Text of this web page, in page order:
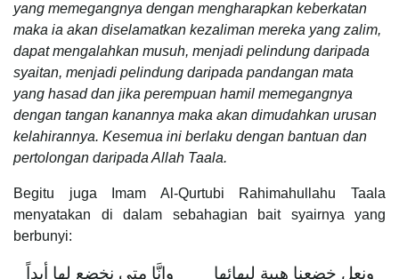
yang memegangnya dengan mengharapkan keberkatan
maka ia akan diselamatkan kezaliman mereka yang zalim,
dapat mengalahkan musuh, menjadi pelindung daripada
syaitan, menjadi pelindung daripada pandangan mata
yang hasad dan jika perempuan hamil memegangnya
dengan tangan kanannya maka akan dimudahkan urusan
kelahirannya. Kesemua ini berlaku dengan bantuan dan
pertolongan daripada Allah Taala.
Begitu juga Imam Al-Qurtubi Rahimahullahu Taala
menyatakan di dalam sebahagian bait syairnya yang
berbunyi:
ونعلِ خضعنا هيبة لبهائها وإنَّا متى نخضع لها أبداً